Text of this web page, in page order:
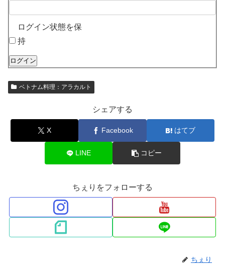
ログイン状態を保
持
ログイン
ベトナム料理：アラカルト
シェアする
X Facebook はてブ
LINE コピー
ちぇりをフォローする
ちぇり